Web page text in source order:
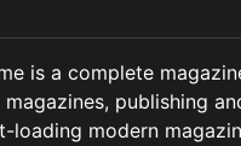
is a complete
publishing
loading modern